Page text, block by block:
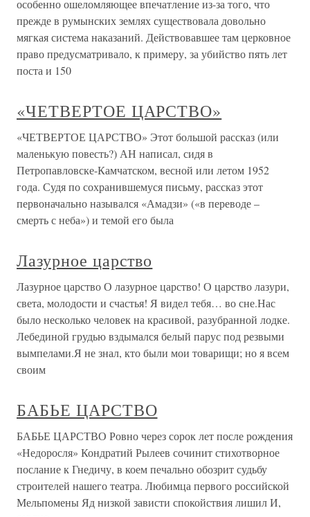
особенно ошеломляющее впечатление из-за того, что
прежде в румынских землях существовала довольно
мягкая система наказаний. Действовавшее там церковное
право предусматривало, к примеру, за убийство пять лет
поста и 150
«ЧЕТВЕРТОЕ ЦАРСТВО»
«ЧЕТВЕРТОЕ ЦАРСТВО» Этот большой рассказ (или
маленькую повесть?) АН написал, сидя в
Петропавловске-Камчатском, весной или летом 1952
года. Судя по сохранившемуся письму, рассказ этот
первоначально назывался «Амадзи» («в переводе –
смерть с неба») и темой его была
Лазурное царство
Лазурное царство О лазурное царство! О царство лазури,
света, молодости и счастья! Я видел тебя… во сне.Нас
было несколько человек на красивой, разубранной лодке.
Лебединой грудью вздымался белый парус под резвыми
вымпелами.Я не знал, кто были мои товарищи; но я всем
своим
БАБЬЕ ЦАРСТВО
БАБЬЕ ЦАРСТВО Ровно через сорок лет после рождения
«Недоросля» Кондратий Рылеев сочинит стихотворное
послание к Гнедичу, в коем печально обозрит судьбу
строителей нашего театра. Любимца первого российской
Мельпомены Яд низкой зависти спокойствия лишил И,